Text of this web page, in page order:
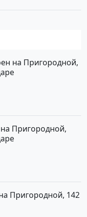
на Пригородной,
Пригородной,
Пригородной, 142